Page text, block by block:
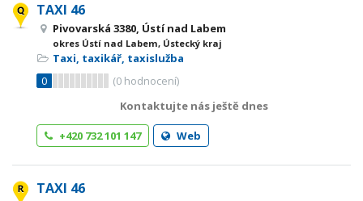
TAXI 46
Pivovarská 3380, Ústí nad Labem
okres Ústí nad Labem, Ústecký kraj
Taxi, taxikář, taxislužba
0
(0 hodnocení)
Kontaktujte nás ještě dnes
+420 732 101 147 Web
TAXI 46